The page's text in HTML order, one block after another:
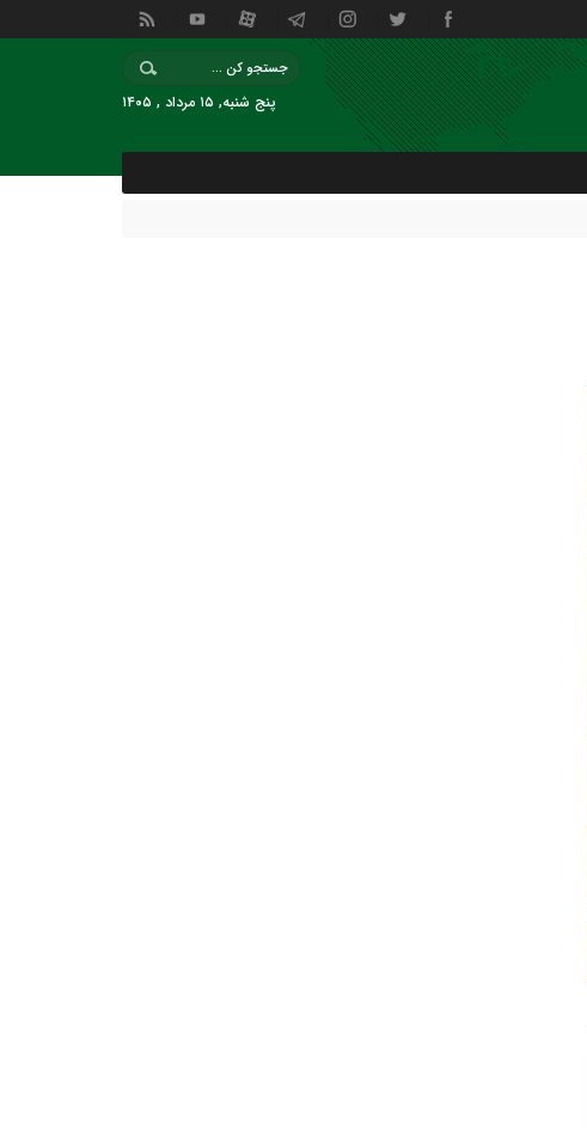
پنج شنبه, ۱۵ مرداد , ۱۴۰۵